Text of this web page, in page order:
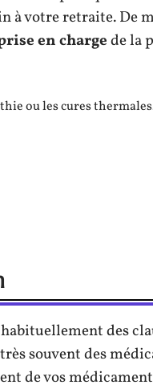
à votre retraite. De
en chargede la
ou les cures
des
souvent des
de vos